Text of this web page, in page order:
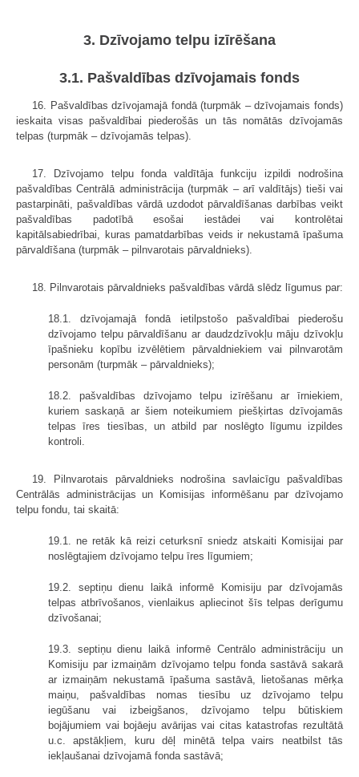
3. Dzīvojamo telpu izīrēšana
3.1. Pašvaldības dzīvojamais fonds
16. Pašvaldības dzīvojamajā fondā (turpmāk – dzīvojamais fonds)
ieskaita visas pašvaldībai piederošās un tās nomātās dzīvojamās
telpas (turpmāk – dzīvojamās telpas).
17. Dzīvojamo telpu fonda valdītāja funkciju izpildi nodrošina
pašvaldības Centrālā administrācija (turpmāk – arī valdītājs) tieši vai
pastarpināti, pašvaldības vārdā uzdodot pārvaldīšanas darbības veikt
pašvaldības padotībā esošai iestādei vai kontrolētai
kapitālsabiedrībai, kuras pamatdarbības veids ir nekustamā īpašuma
pārvaldīšana (turpmāk – pilnvarotais pārvaldnieks).
18. Pilnvarotais pārvaldnieks pašvaldības vārdā slēdz līgumus par:
18.1. dzīvojamajā fondā ietilpstošo pašvaldībai piederošu
dzīvojamo telpu pārvaldīšanu ar daudzdzīvokļu māju dzīvokļu
īpašnieku kopību izvēlētiem pārvaldniekiem vai pilnvarotām
personām (turpmāk – pārvaldnieks);
18.2. pašvaldības dzīvojamo telpu izīrēšanu ar īrniekiem,
kuriem saskaņā ar šiem noteikumiem piešķirtas dzīvojamās
telpas īres tiesības, un atbild par noslēgto līgumu izpildes
kontroli.
19. Pilnvarotais pārvaldnieks nodrošina savlaicīgu pašvaldības
Centrālās administrācijas un Komisijas informēšanu par dzīvojamo
telpu fondu, tai skaitā:
19.1. ne retāk kā reizi ceturksnī sniedz atskaiti Komisijai par
noslēgtajiem dzīvojamo telpu īres līgumiem;
19.2. septiņu dienu laikā informē Komisiju par dzīvojamās
telpas atbrīvošanos, vienlaikus apliecinot šīs telpas derīgumu
dzīvošanai;
19.3. septiņu dienu laikā informē Centrālo administrāciju un
Komisiju par izmaiņām dzīvojamo telpu fonda sastāvā sakarā
ar izmaiņām nekustamā īpašuma sastāvā, lietošanas mērķa
maiņu, pašvaldības nomas tiesību uz dzīvojamo telpu
iegūšanu vai izbeigšanos, dzīvojamo telpu būtiskiem
bojājumiem vai bojāeju avārijas vai citas katastrofas rezultātā
u.c. apstākļiem, kuru dēļ minētā telpa vairs neatbilst tās
iekļaušanai dzīvojamā fonda sastāvā;